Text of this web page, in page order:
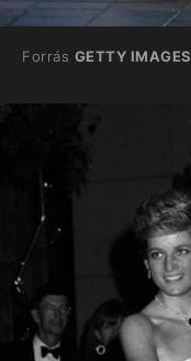
Forrás GETTY IMAGES